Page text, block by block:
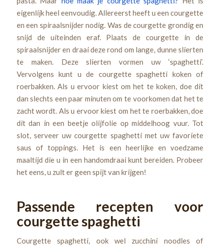
eigenlijk heel eenvoudig. Allereerst heeft u een courgette
en een spiraalsnijder nodig. Was de courgette grondig en
snijd de uiteinden eraf. Plaats de courgette in de
spiraalsnijder en draai deze rond om lange, dunne slierten
te maken. Deze slierten vormen uw ‘spaghetti’.
Vervolgens kunt u de courgette spaghetti koken of
roerbakken. Als u ervoor kiest om het te koken, doe dit
dan slechts een paar minuten om te voorkomen dat het te
zacht wordt. Als u ervoor kiest om het te roerbakken, doe
dit dan in een beetje olijfolie op middelhoog vuur. Tot
slot, serveer uw courgette spaghetti met uw favoriete
saus of toppings. Het is een heerlijke en voedzame
maaltijd die u in een handomdraai kunt bereiden. Probeer
het eens, u zult er geen spijt van krijgen!
Passende recepten voor
courgette spaghetti
Courgette spaghetti, ook wel zucchini noodles of